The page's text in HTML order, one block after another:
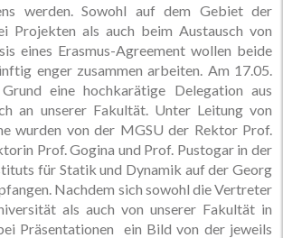
werden. Sowohl auf dem Gebiet der
Projekten als auch beim Austausch von
eines Erasmus-Agreement wollen beide
enger zusammen arbeiten. Am 17.05.
eine hochkarätige Delegation aus
an unserer Fakultät. Unter Leitung von
wurden von der MGSU der Rektor Prof.
Prof. Gogina und Prof. Pustogar in der
für Statik und Dynamik auf der Georg
Nachdem sich sowohl die Vertreter
als auch von unserer Fakultät in
Präsentationen ein Bild von der jeweils